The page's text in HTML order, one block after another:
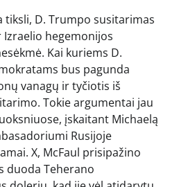
tiksli, D. Trumpo susitarimas
Izraelio hegemonijos
Kai kuriems D.
bus pagunda
vanagų ​​ir tyčiotis iš
Tokie argumentai jau
įskaitant Michaelą
Rusijoje
X, McFaul prisipažino
duoda Teherano